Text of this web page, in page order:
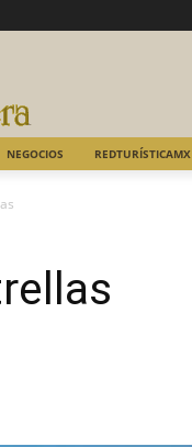
NEGOCIOS REDTURÍSTICAMX